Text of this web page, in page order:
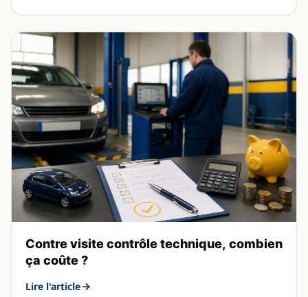
Contre visite contrôle technique, combien
ça coûte ?
Lire l'article